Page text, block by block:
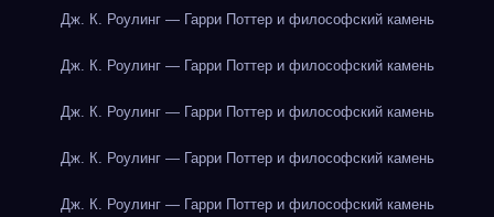
Дж. К. Роулинг — Гарри Поттер и философский камень
Дж. К. Роулинг — Гарри Поттер и философский камень
Дж. К. Роулинг — Гарри Поттер и философский камень
Дж. К. Роулинг — Гарри Поттер и философский камень
Дж. К. Роулинг — Гарри Поттер и философский камень